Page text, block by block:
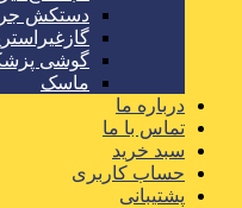
دستکش
گوشی
ماسک
درباره ما
تماس با ما
سبد خرید
حساب کاربری
پشتیبانی